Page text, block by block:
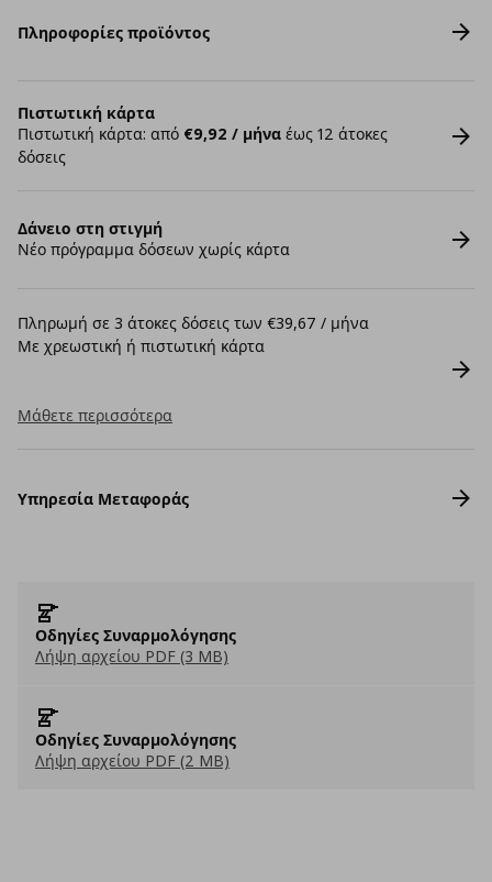
Πληροφορίες προϊόντος
Πιστωτική κάρτα
Πιστωτική κάρτα: από €9,92 / μήνα έως 12 άτοκες
δόσεις
Δάνειο στη στιγμή
Νέο πρόγραμμα δόσεων χωρίς κάρτα
Πληρωμή σε 3 άτοκες δόσεις των €39,67 / μήνα
Με χρεωστική ή πιστωτική κάρτα
Μάθετε περισσότερα
Υπηρεσία Μεταφοράς
Οδηγίες Συναρμολόγησης
Λήψη αρχείου PDF (3 MB)
Οδηγίες Συναρμολόγησης
Λήψη αρχείου PDF (2 MB)